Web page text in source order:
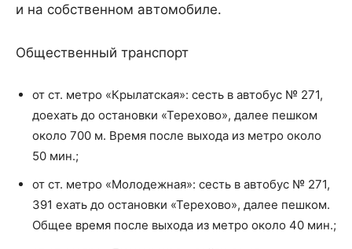
и на собственном автомобиле.
Общественный транспорт
от ст. метро «Крылатская»: сесть в автобус № 271,
доехать до остановки «Терехово», далее пешком
около 700 м. Время после выхода из метро около
50 мин.;
от ст. метро «Молодежная»: сесть в автобус № 271,
391 ехать до остановки «Терехово», далее пешком.
Общее время после выхода из метро около 40 мин.;